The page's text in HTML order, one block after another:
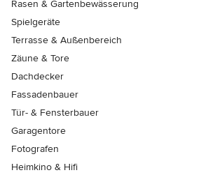
Rasen & Gartenbewässerung
Spielgeräte
Terrasse & Außenbereich
Zäune & Tore
Dachdecker
Fassadenbauer
Tür- & Fensterbauer
Garagentore
Fotografen
Heimkino & Hifi